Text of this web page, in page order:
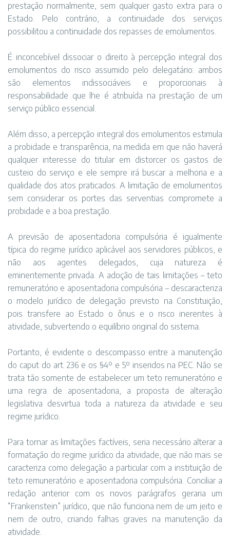
prestação normalmente, sem qualquer gasto extra para o
Estado. Pelo contrário, a continuidade dos serviços
possibilitou a continuidade dos repasses de emolumentos.
É inconcebível dissociar o direito à percepção integral dos
emolumentos do risco assumido pelo delegatário: ambos
são elementos indissociáveis e proporcionais à
responsabilidade que lhe é atribuída na prestação de um
serviço público essencial.
Além disso, a percepção integral dos emolumentos estimula
a probidade e transparência, na medida em que não haverá
qualquer interesse do titular em distorcer os gastos de
custeio do serviço e ele sempre irá buscar a melhoria e a
qualidade dos atos praticados. A limitação de emolumentos
sem considerar os portes das serventias compromete a
probidade e a boa prestação.
A previsão de aposentadoria compulsória é igualmente
típica do regime jurídico aplicável aos servidores públicos, e
não aos agentes delegados, cuja natureza é
eminentemente privada. A adoção de tais limitações – teto
remuneratório e aposentadoria compulsória – descaracteriza
o modelo jurídico de delegação previsto na Constituição,
pois transfere ao Estado o ônus e o risco inerentes à
atividade, subvertendo o equilíbrio original do sistema.
Portanto, é evidente o descompasso entre a manutenção
do caput do art. 236 e os §4º e 5º inseridos na PEC. Não se
trata tão somente de estabelecer um teto remuneratório e
uma regra de aposentadoria, a proposta de alteração
legislativa desvirtua toda a natureza da atividade e seu
regime jurídico.
Para tornar as limitações factíveis, seria necessário alterar a
formatação do regime jurídico da atividade, que não mais se
caracteriza como delegação a particular com a instituição de
teto remuneratório e aposentadoria compulsória. Conciliar a
redação anterior com os novos parágrafos geraria um
“Frankenstein” jurídico, que não funciona nem de um jeito e
nem de outro, criando falhas graves na manutenção da
atividade.